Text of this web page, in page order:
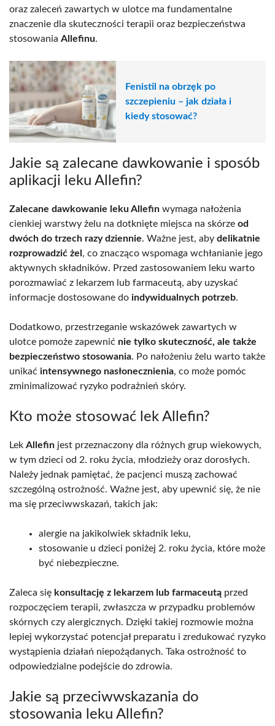
oraz zaleceń zawartych w ulotce ma fundamentalne
znaczenie dla skuteczności terapii oraz bezpieczeństwa
stosowania Allefinu.
Fenistil na obrzęk po
szczepieniu – jak działa i
kiedy stosować?
Jakie są zalecane dawkowanie i sposób
aplikacji leku Allefin?
Zalecane dawkowanie leku Allefin wymaga nałożenia
cienkiej warstwy żelu na dotknięte miejsca na skórze od
dwóch do trzech razy dziennie. Ważne jest, aby delikatnie
rozprowadzić żel , co znacząco wspomaga wchłanianie jego
aktywnych składników. Przed zastosowaniem leku warto
porozmawiać z lekarzem lub farmaceutą, aby uzyskać
informacje dostosowane do indywidualnych potrzeb.
Dodatkowo, przestrzeganie wskazówek zawartych w
ulotce pomoże zapewnić nie tylko skuteczność, ale także
bezpieczeństwo stosowania. Po nałożeniu żelu warto także
unikać intensywnego nasłonecznienia, co może pomóc
zminimalizować ryzyko podrażnień skóry.
Kto może stosować lek Allefin?
Lek Allefin jest przeznaczony dla różnych grup wiekowych,
w tym dzieci od 2. roku życia, młodzieży oraz dorosłych.
Należy jednak pamiętać, że pacjenci muszą zachować
szczególną ostrożność. Ważne jest, aby upewnić się, że nie
ma się przeciwwskazań, takich jak:
alergie na jakikolwiek składnik leku,
stosowanie u dzieci poniżej 2. roku życia, które może
być niebezpieczne.
Zaleca się konsultację z lekarzem lub farmaceutą przed
rozpoczęciem terapii, zwłaszcza w przypadku problemów
skórnych czy alergicznych. Dzięki takiej rozmowie można
lepiej wykorzystać potencjał preparatu i zredukować ryzyko
wystąpienia działań niepożądanych. Taka ostrożność to
odpowiedzialne podejście do zdrowia.
Jakie są przeciwwskazania do
stosowania leku Allefin?